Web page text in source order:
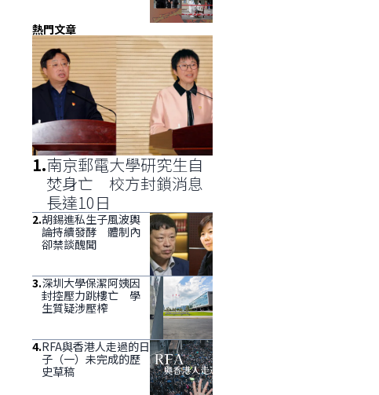
熱門文章
1.南京郵電大學研究生自
焚身亡 校方封鎖消息
長達10日
2.胡錫進私生子風波輿
論持續發酵 體制內
卻禁談醜聞
3.深圳大學保潔阿姨因
封控壓力跳樓亡 學
生質疑涉壓榨
4.RFA與香港人走過的日
子（一）未完成的歷
史草稿